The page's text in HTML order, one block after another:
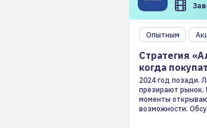
Опытным
Стратегия
когда
2024 год позади.
презирают рынок.
моменты
возможности.